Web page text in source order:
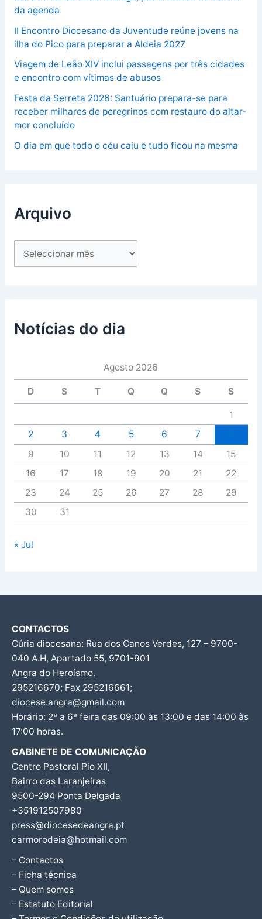
da agenda
II Encontro Diocesano da Juventude reúne jovens na
ilha do Pico para preparar a Aldeia 2027
Viagem de Leão XIV inclui passagens por três cidades
e encontro com vítimas de abusos
Festa da Serreta 2026: Santuário prepara-se para
receber milhares de peregrinos com restauro do altar-
mor concluído
O dia em que todo o céu caiu e tudo ficou na mesma
Arquivo
Notícias do dia
Agosto 2026
D S T Q Q S S
1
2
3 4 5 6 7
9
10 11 12 13 14
15
16
17 18 19 20 21
22
23
24 25 26 27 28
29
30
31
« Jul
CONTACTOS
Cúria diocesana: Rua dos Canos Verdes, 127 – 9700-
040 A.H, Apartado 55, 9701-901
Angra do Heroísmo.
295216670; Fax 295216661;
diocese.angra@gmail.com
Horário: 2ª a 6ª feira das 09:00 às 13:00 e das 14:00 às
17:00 horas.
GABINETE DE COMUNICAÇÃO
Centro Pastoral Pio XII,
Bairro das Laranjeiras
9500-294 Ponta Delgada
+351912507980
press@diocesedeangra.pt
carmorodeia@hotmail.com
– Contactos
– Ficha técnica
– Quem somos
– Estatuto Editorial